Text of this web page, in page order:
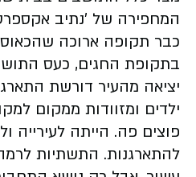
המחפירה של 'נתיב
כבר תקופה ארוכה
בתקופת החגים, כעס
יציאה מהעיר דורשת
ילדים ומזוודות ממקום
פוצים פה. הייתה לעירייה
להתארגנות. התשתיות